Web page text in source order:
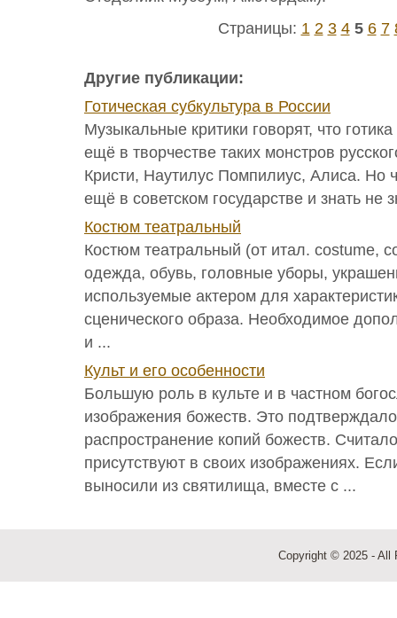
Страницы: 1 2 3 4 5 6 7
Другие публикации:
Готическая субкультура в России
Музыкальные критики говорят, что
ещё в творчестве таких монстров
Кристи, Наутилус Помпилиус, Алиса. Но
ещё в советском государстве и знать не
Костюм театральный
Костюм театральный (от итал. costume,
одежда, обувь, головные уборы,
используемые актером для
сценического образа. Необходимое
и ...
Культ и его особенности
Большую роль в культе и в частном
изображения божеств. Это
распространение копий божеств.
присутствуют в своих изображениях.
выносили из святилища, вместе с ...
Copyright © 2025 - All